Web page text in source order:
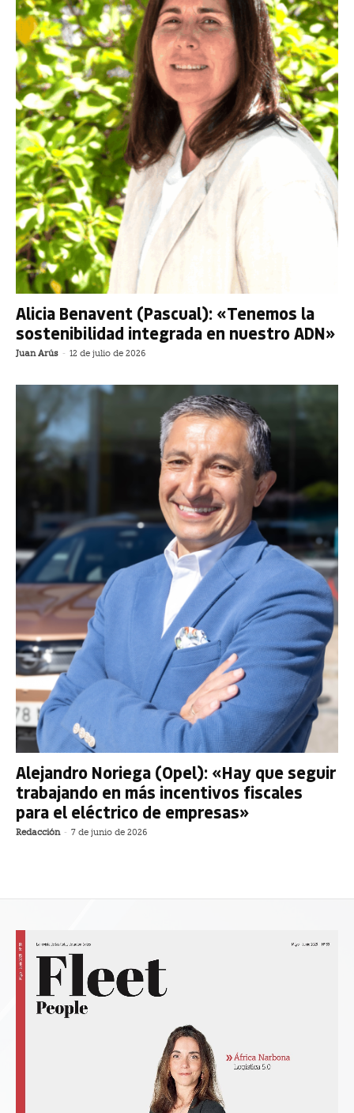
Alicia Benavent (Pascual): «Tenemos la
sostenibilidad integrada en nuestro ADN»
Juan Arús - 12 de julio de 2026
Alejandro Noriega (Opel): «Hay que seguir
trabajando en más incentivos fiscales
para el eléctrico de empresas»
Redacción - 7 de junio de 2026